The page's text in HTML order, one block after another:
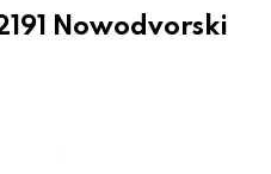
Nowodvorski